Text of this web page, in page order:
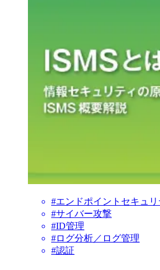
#エンドポイントセキュリ
#サイバー攻撃
#ID管理
#ログ分析／ログ管理
#認証